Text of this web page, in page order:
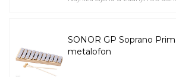
SONOR GP Soprano
metalofon